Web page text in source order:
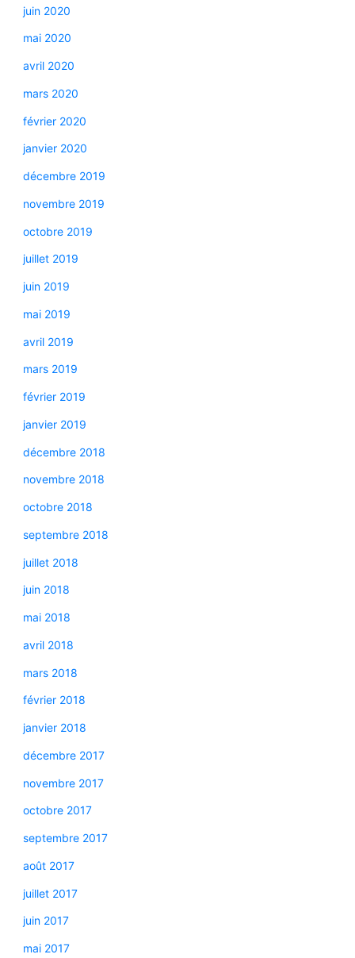
juin 2020
mai 2020
avril 2020
mars 2020
février 2020
janvier 2020
décembre 2019
novembre 2019
octobre 2019
juillet 2019
juin 2019
mai 2019
avril 2019
mars 2019
février 2019
janvier 2019
décembre 2018
novembre 2018
octobre 2018
septembre 2018
juillet 2018
juin 2018
mai 2018
avril 2018
mars 2018
février 2018
janvier 2018
décembre 2017
novembre 2017
octobre 2017
septembre 2017
août 2017
juillet 2017
juin 2017
mai 2017